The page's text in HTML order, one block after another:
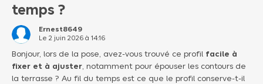
temps ?
Ernest8649
Le 2 juin 2026à 14:16
Bonjour, lors de la pose, avez-vous trouvé ce profil facile à
fixer et à ajuster, notamment pour épouser les contours de
la terrasse ? Au fil du temps est ce que le profil conserve-t-il